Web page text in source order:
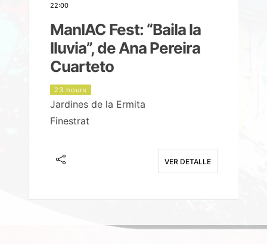
22:00
ManIAC Fest: “Baila la
lluvia”, de Ana Pereira
Cuarteto
23 hours
Jardines de la Ermita
Finestrat
VER DETALLE